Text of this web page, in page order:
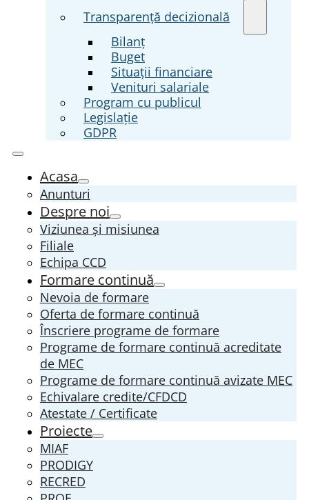
Transparenţă decizională
Bilanț
Buget
Situații financiare
Venituri salariale
Program cu publicul
Legislație
GDPR
Acasa
Anunturi
Despre noi
Viziunea și misiunea
Filiale
Echipa CCD
Formare continuă
Nevoia de formare
Oferta de formare continuă
Înscriere programe de formare
Programe de formare continuă acreditate
de MEC
Programe de formare continuă avizate MEC
Echivalare credite/CFDCD
Atestate / Certificate
Proiecte
MIAF
PRODIGY
RECRED